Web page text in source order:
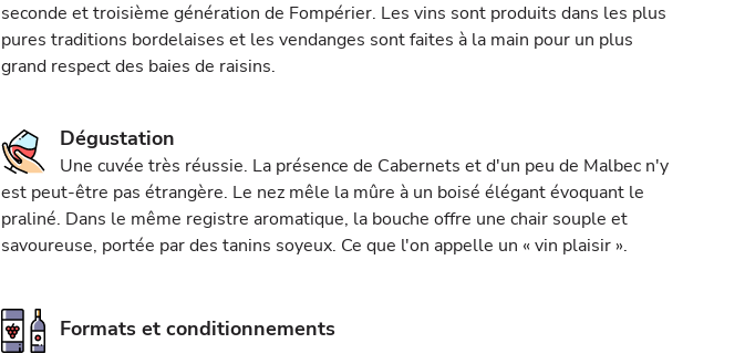
seconde et troisième génération de Fompérier. Les vins sont produits dans les plus
pures traditions bordelaises et les vendanges sont faites à la main pour un plus
grand respect des baies de raisins.
Dégustation
Une cuvée très réussie. La présence de Cabernets et d'un peu de Malbec n'y
est peut-être pas étrangère. Le nez mêle la mûre à un boisé élégant évoquant le
praliné. Dans le même registre aromatique, la bouche offre une chair souple et
savoureuse, portée par des tanins soyeux. Ce que l'on appelle un « vin plaisir ».
Formats et conditionnements